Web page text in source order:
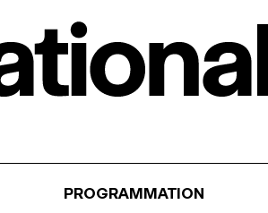
PROGRAMMATION